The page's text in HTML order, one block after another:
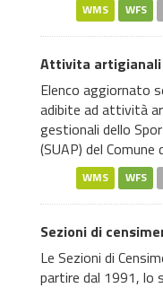
WMS WFS
Attivita artigianali
Elenco aggiornato
adibite ad attività
gestionali dello
(SUAP) del Comune
WMS WFS
Sezioni di
Le Sezioni di
partire dal 1991, lo